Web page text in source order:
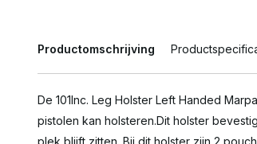
Productomschrijving
De 101Inc. Leg Holster Left Handed
pistolen kan holsteren.Dit holster
plek blijft zitten. Bij dit holster zijn 2